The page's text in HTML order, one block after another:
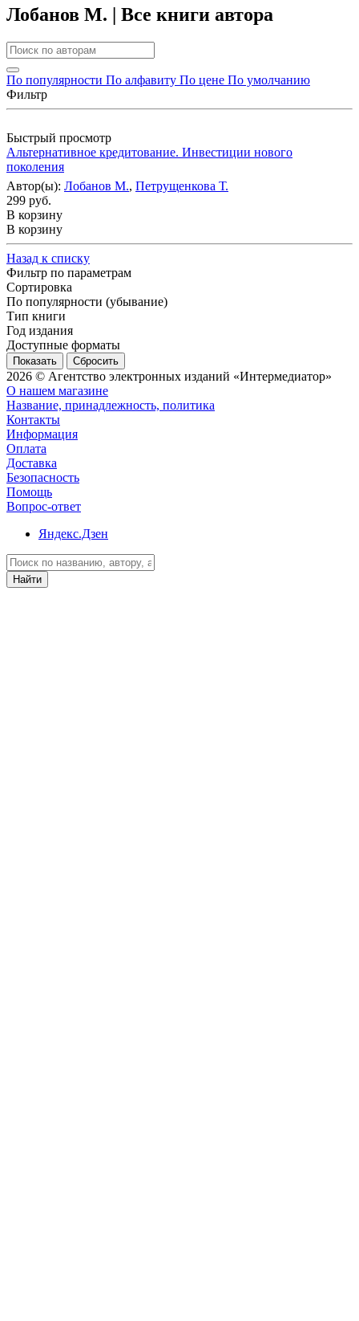
Лобанов М. | Все книги автора
По популярности По алфавиту По цене По умолчанию
Фильтр
Быстрый просмотр
Альтернативное кредитование. Инвестиции нового
поколения
Автор(ы): Лобанов М., Петрущенкова Т.
299 руб.
В корзину
В корзину
Назад к списку
Фильтр по параметрам
Сортировка
По популярности (убывание)
Тип книги
Год издания
Доступные форматы
Сбросить
2026 © Агентство электронных изданий «Интермедиатор»
О нашем магазине
Название, принадлежность, политика
Контакты
Информация
Оплата
Доставка
Безопасность
Помощь
Вопрос-ответ
Яндекс.Дзен
Найти